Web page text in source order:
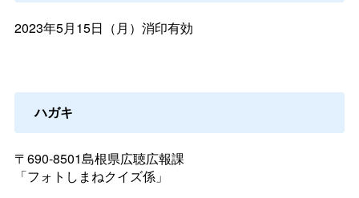
2023年5月15日（月）消印有効
ハガキ
〒690-8501島根県広聴広報課
「フォトしまねクイズ係」